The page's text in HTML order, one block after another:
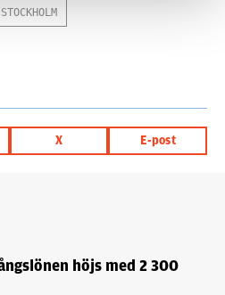
STOCKHOLM
X E-post
höjs med 2 300